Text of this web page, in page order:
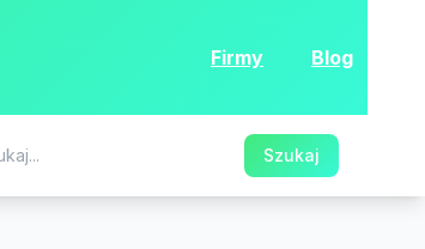
Firmy Blog
Szukaj